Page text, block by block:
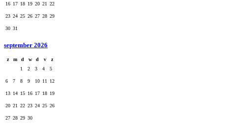
16 17 18 19 20 21 22
23 24 25 26 27 28 29
30 31
september 2026
z m d w d v
z
1
2 3 4 5
6 7 8 9 10 11 12
13 14 15 16 17 18 19
20 21 22 23 24 25 26
27 28 29 30